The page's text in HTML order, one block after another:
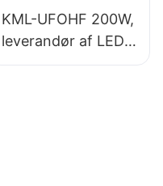
KML-UFOHF 200W,
leverandør af LED-
high bay-lys til